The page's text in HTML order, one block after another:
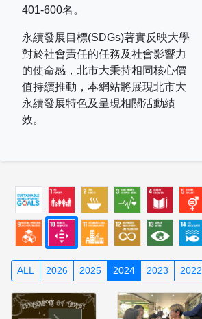
401-600名。
永續發展目標(SDGs)著實反映大學
對於社會責任的任務及社會影響力
的使命感，北市大秉持相同核心價
值持續推動，本網站將展現北市大
永續發展特色及呈現相關活動績
效。
ALL 2026 2025 2024 2023 2022